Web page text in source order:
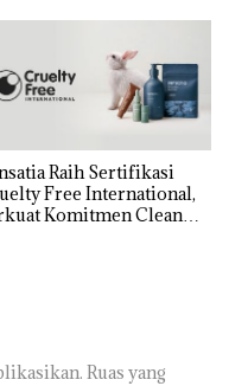
Raih Sertifikasi
Free International,
Komitmen Clean
Ruas yang